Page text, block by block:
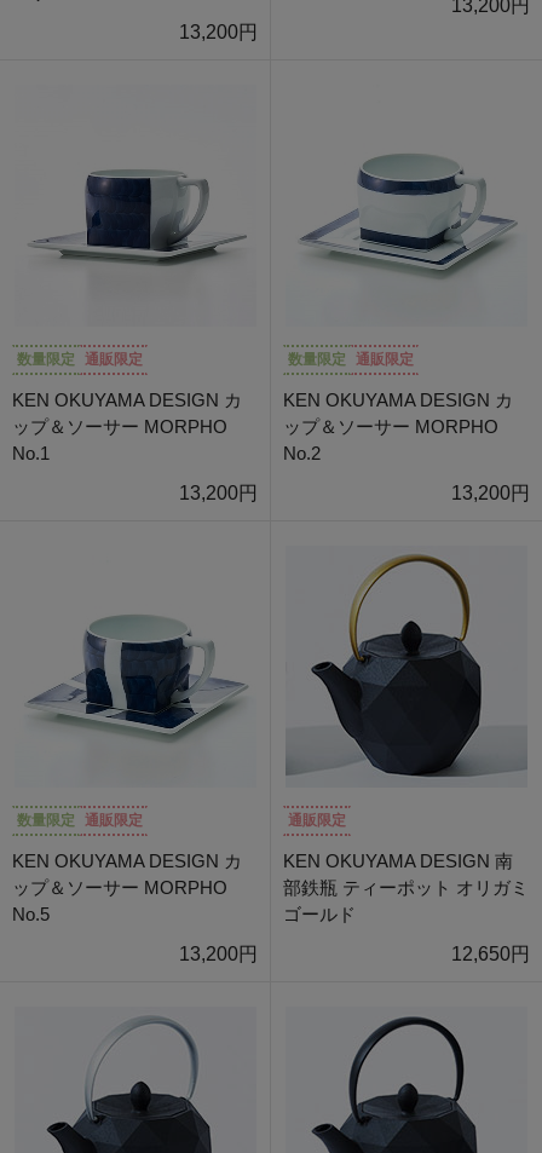
13,200円
13,200円
数量限定 通販限定
KEN OKUYAMA DESIGN カ
ップ＆ソーサー MORPHO
No.1
13,200円
数量限定 通販限定
KEN OKUYAMA DESIGN カ
ップ＆ソーサー MORPHO
No.2
13,200円
数量限定 通販限定
KEN OKUYAMA DESIGN カ
ップ＆ソーサー MORPHO
No.5
13,200円
通販限定
KEN OKUYAMA DESIGN 南
部鉄瓶 ティーポット オリガミ
ゴールド
12,650円